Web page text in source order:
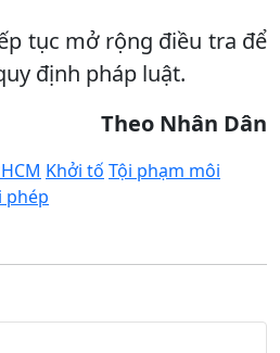
tục mở rộng điều tra để
định pháp luật.
Theo Nhân Dân
Khởi tố Tội phạm môi
phép